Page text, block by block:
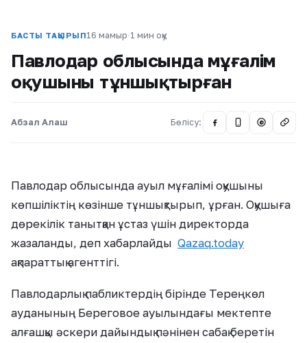
БАСТЫ ТАҚЫРЫП16 мамыр·1 мин оқу
Павлодар облысында мұғалім
оқушыны тұншықтырған
Абзал Алаш Бөлісу: @
Павлодар облысында ауыл мұғалімі оқушыны
көпшіліктің көзінше тұншықтырып, ұрған. Оқушыға
дөрекілік танытқан ұстаз үшін директорда
жазаланды, деп хабарлайды Qazaq.today
ақпараттық агенттігі.
Павлодарлық пабликтердің бірінде Тереңкөл
ауданының Береговое ауылындағы мектепте
алғашқы әскери дайындық пәнінен сабақ беретін